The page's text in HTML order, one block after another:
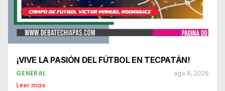
¡VIVE LA PASIÓN DEL FÚTBOL EN TECPATÁN!
GENERAL ago 8, 2026
Leer mas